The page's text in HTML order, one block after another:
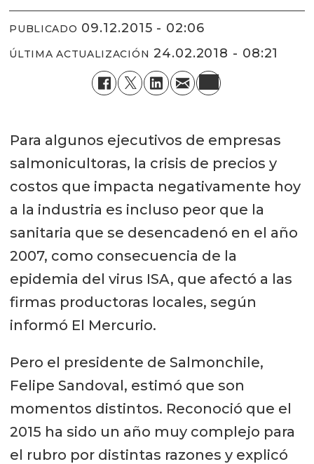
PUBLICADO 09.12.2015 - 02:06
ÚLTIMA ACTUALIZACIÓN 24.02.2018 - 08:21
Para algunos ejecutivos de empresas
salmonicultoras, la crisis de precios y
costos que impacta negativamente hoy
a la industria es incluso peor que la
sanitaria que se desencadenó en el año
2007, como consecuencia de la
epidemia del virus ISA, que afectó a las
firmas productoras locales, según
informó El Mercurio.
Pero el presidente de Salmonchile,
Felipe Sandoval, estimó que son
momentos distintos. Reconoció que el
2015 ha sido un año muy complejo para
el rubro por distintas razones y explicó